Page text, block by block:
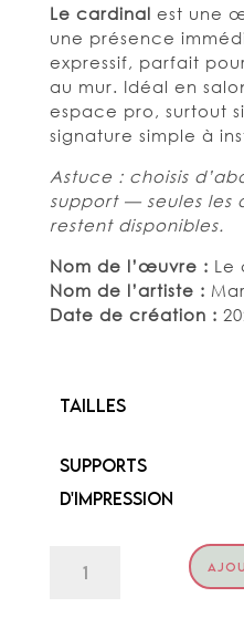
Le cardinal est une
une présence
expressif, parfait
au mur. Idéal en
espace pro, surtout
signature simple à
Astuce : choisis
support — seules les
restent disponibles.
Nom de l’œuvre : Le
Nom de l’artiste :
Date de création :
Tailles
Supports
d'impression